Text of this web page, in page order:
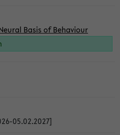
Basis of Behaviour
05.02.2027]